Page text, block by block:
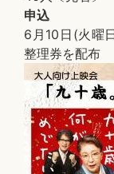
申込
6月10日(火曜
整理券を配布